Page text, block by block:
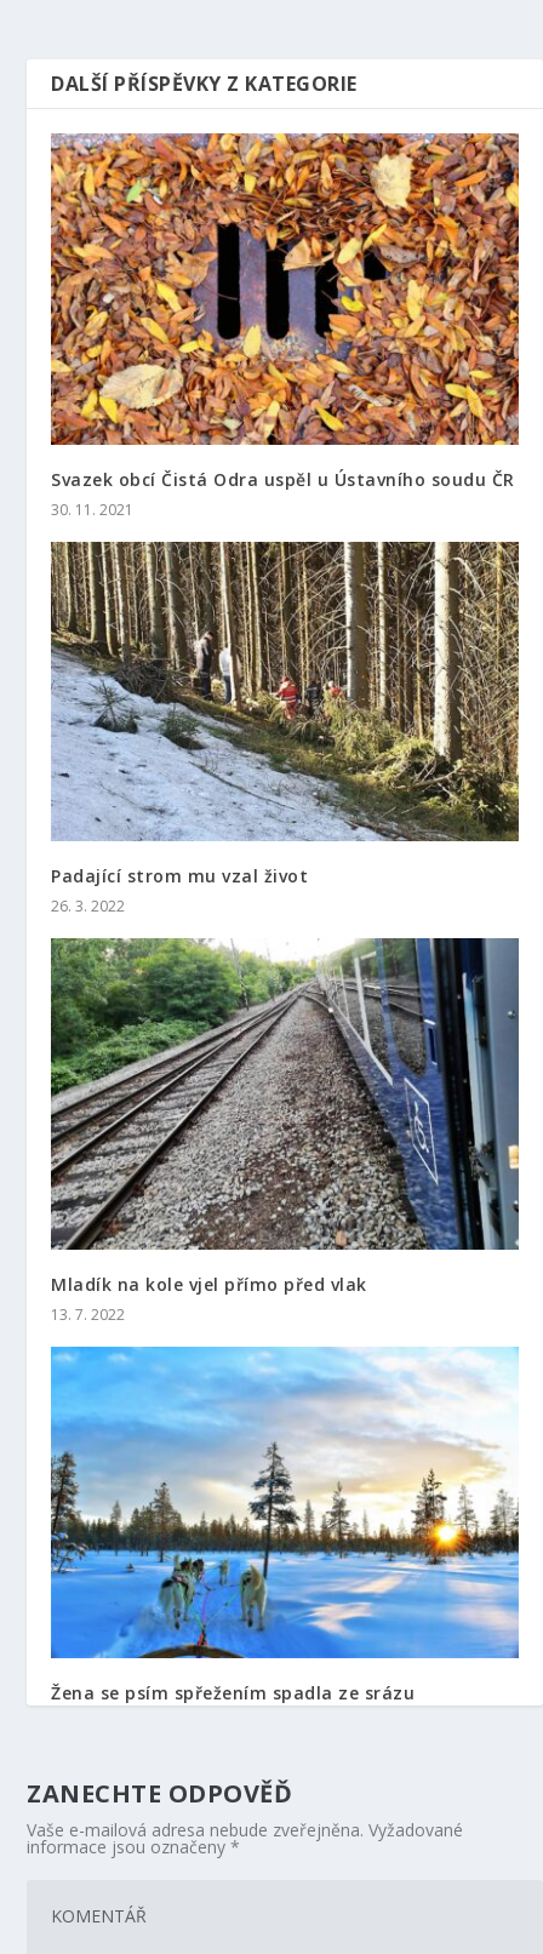
DALŠÍ PŘÍSPĚVKY Z KATEGORIE
Svazek obcí Čistá Odra uspěl u Ústavního soudu ČR
30. 11. 2021
Padající strom mu vzal život
26. 3. 2022
Mladík na kole vjel přímo před vlak
13. 7. 2022
Žena se psím spřežením spadla ze srázu
ZANECHTE ODPOVĚĎ
Vaše e-mailová adresa nebude zveřejněna. Vyžadované
informace jsou označeny*